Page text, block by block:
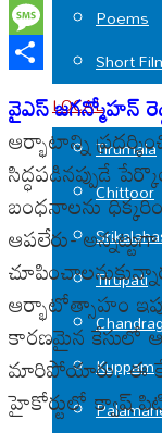
Poems
Short
LOCAL
Tirumala
Chittoor
Tirupati
Kuppam
Gmail
Message
వైఎస్ జగన్మోహన్
ఆర్భాటాన్ని
సిద్ధపడినప్పుడే
బంధనాలను
ఆపలేరు-
ఆర్భాటోత్సాహం
కారణమైన కేసులో
మారిపోయారు. ఈ
హైకోర్టులో క్వాష్